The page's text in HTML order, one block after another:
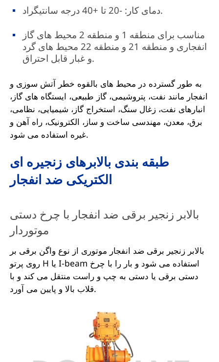
دمای کار: -20 تا +40 درجه سانتیگراد.
مناسب برای منطقه 1 و منطقه 2 محیط های گاز
انفجاری و منطقه 21 و منطقه 22 محیط های گرد
و غبار قابل احتراق.
به طور گسترده در محیط های بالقوه خطر آتش سوزی و
انفجار مانند نفت، پتروشیمی، گاز طبیعی، ایستگاه های گاز،
انبارهای نفت، زغال سنگ، استخراج گاز، شیمیایی، نظامی،
برق، معدن، مهندسی ساخت و ساز، الکترونیک، راه آهن و
غیره استفاده می شود.
طبقه بندی بالابرهای زنجیره ای
الکتریکی ضد انفجار
بالابر زنجیر برقی ضد انفجار با چرخ دستی
موتوردار
بالابر زنجیر برقی ضد انفجار موتوری از نوع واگن برقی بر
روی پرتو H یا I-beam استفاده می شود و بار را با چرخ
دستی برقی یا دستی به چپ و راست منتقل می کند و با
قلاب بالا و پایین می آورد.